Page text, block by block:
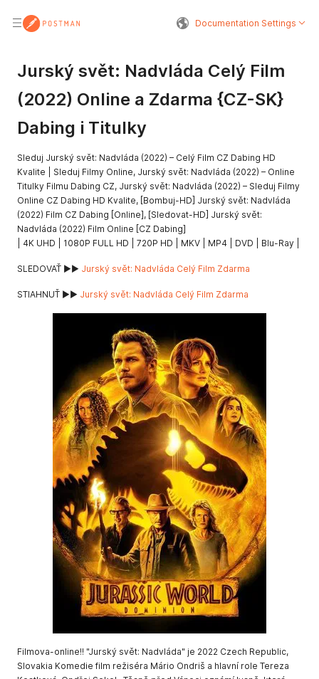
Documentation Settings
Jurský svět: Nadvláda Celý Film
(2022) Online a Zdarma {CZ-SK}
Dabing i Titulky
Sleduj Jurský svět: Nadvláda (2022) – Celý Film CZ Dabing HD
Kvalite | Sleduj Filmy Online, Jurský svět: Nadvláda (2022) – Online
Titulky Filmu Dabing CZ, Jurský svět: Nadvláda (2022) – Sleduj Filmy
Online CZ Dabing HD Kvalite, [Bombuj-HD] Jurský svět: Nadvláda
(2022) Film CZ Dabing [Online], [Sledovat-HD] Jurský svět:
Nadvláda (2022) Film Online [CZ Dabing]
| 4K UHD | 1080P FULL HD | 720P HD | MKV | MP4 | DVD | Blu-Ray |
SLEDOVAŤ ▶️▶️ Jurský svět: Nadvláda Celý Film Zdarma
STIAHNUŤ ▶️▶️ Jurský svět: Nadvláda Celý Film Zdarma
Filmova-online!! "Jurský svět: Nadvláda" je 2022 Czech Republic,
Slovakia Komedie film režiséra Mário Ondriš a hlavní role Tereza